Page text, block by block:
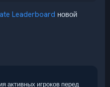
Leaderboard новой
активных игроков перед